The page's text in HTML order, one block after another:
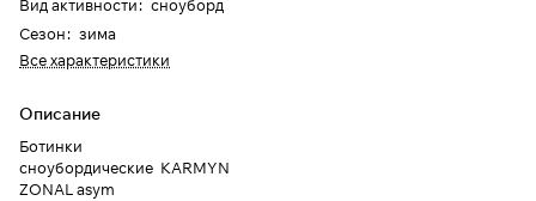
Вид активности: сноуборд
Сезон: зима
Все характеристики
Описание
Ботинки
сноубордические KARMYN
ZONAL asym